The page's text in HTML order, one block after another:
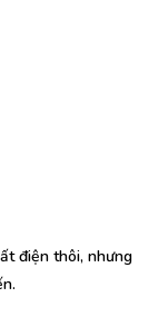
điện thôi, nhưng